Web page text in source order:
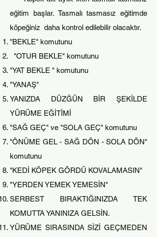
eğitim başlar. Tasmalı tasmasız eğitimde
köpeğiniz daha kontrol edilebilir olacaktır.
"BEKLE" komutunu
"OTUR BEKLE" komutunu
"YAT BEKLE " komutunu
"YANAŞ"
YANIZDA DÜZĞÜN BİR ŞEKİLDE
YÜRÜME EĞİTİMİ
"SAĞ GEÇ" ve "SOLA GEÇ" komutunu
"ÖNÜME GEL - SAĞ DÖN - SOLA DÖN"
komutunu
"KEDİ KÖPEK GÖRDÜ KOVALAMASIN"
"YERDEN YEMEK YEMESİN"
SERBEST BIRAKTIĞINIZDA TEK
KOMUTTA YANINIZA GELSİN.
YÜRÜME SIRASINDA SİZİ GEÇMEDEN